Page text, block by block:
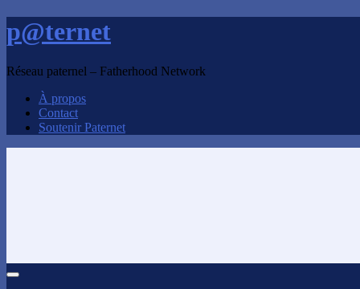
p@ternet
Réseau paternel – Fatherhood Network
À propos
Contact
Soutenir Paternet